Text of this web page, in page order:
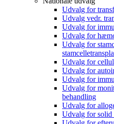
Udvalg for
Udvalg vedr.
Udvalg for
Udvalg for
Udvalg for
Udvalg for
Udvalg for
Udvalg for
Udvalg for
behandling
Udvalg for
Udvalg for solid